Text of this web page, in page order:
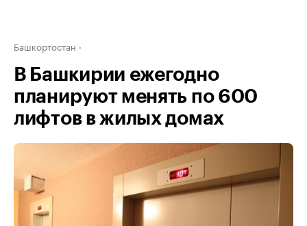
Башкортостан
В Башкирии ежегодно
планируют менять по 600
лифтов в жилых домах